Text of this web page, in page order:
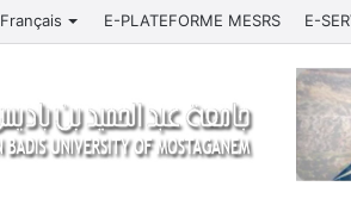
Français E-PLATEFORME MESRS E-